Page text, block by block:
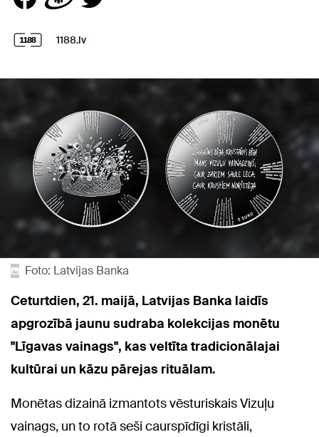
1188.lv
Foto: Latvijas Banka
Ceturtdien, 21. maijā, Latvijas Banka laidīs
apgrozībā jaunu sudraba kolekcijas monētu
"Līgavas vainags", kas veltīta tradicionālajai
kultūrai un kāzu pārejas rituālam.
Monētas dizainā izmantots vēsturiskais Vizuļu
vainags, un to rotā seši caurspīdīgi kristāli,